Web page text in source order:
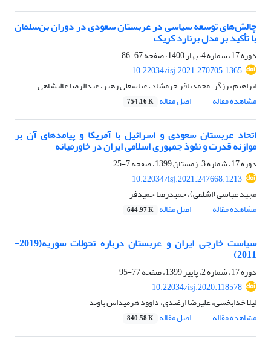
چالش‌های توسعه سیاسی در عربستان سعودی در دوران بن‌سلمان
با تأکید بر مدل برنارد کریک
دوره 17، شماره 4، بهار 1400، صفحه
67-86
10.22034/isj.2021.270705.1365
ابراهیم برزگر، محمدباقر خرمشاد، عباسعلی رهبر، عبدالرضا عالیشاهی
مشاهده مقاله
اصل مقاله 754.16 K
اتحاد عربستان سعودی و اسرائیل با آمریکا و پیامدهای آن بر
موازنه قدرت و نفوذ جمهوری اسلامی ایران در خاورمیانه
دوره 17، شماره 3، زمستان 1399، صفحه
7-25
10.22034/isj.2021.247668.1213
مجید عباسی (اشلقی)، حمیدرضا حمیدفر
مشاهده مقاله
اصل مقاله 644.97 K
سیاست خارجی ایران و عربستان درباره تحولات سوریه(2019-
2011)
دوره 17، شماره 2، پاییز 1399، صفحه
77-95
10.22034/isj.2020.118578
لیلا خدابخشی، علیرضا ازغندی، داوود هرمیداس باوند
مشاهده مقاله
اصل مقاله 840.58 K